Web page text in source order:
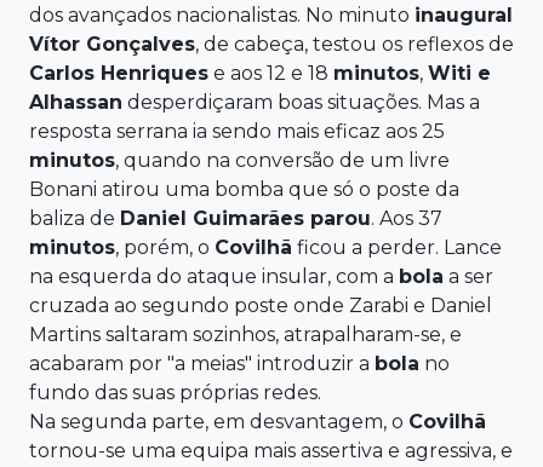
dos avançados nacionalistas. No minuto inaugural
Vítor Gonçalves, de cabeça, testou os reflexos de
Carlos Henriques e aos 12 e 18 minutos, Witi e
Alhassan desperdiçaram boas situações. Mas a
resposta serrana ia sendo mais eficaz aos 25
minutos, quando na conversão de um livre
Bonani atirou uma bomba que só o poste da
baliza de Daniel Guimarães parou. Aos 37
minutos, porém, o Covilhã ficou a perder. Lance
na esquerda do ataque insular, com a bola a ser
cruzada ao segundo poste onde Zarabi e Daniel
Martins saltaram sozinhos, atrapalharam-se, e
acabaram por "a meias" introduzir a bola no
fundo das suas próprias redes.
Na segunda parte, em desvantagem, o Covilhã
tornou-se uma equipa mais assertiva e agressiva, e